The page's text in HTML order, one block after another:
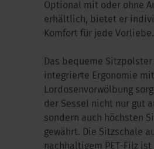
Optional mit oder ohne
erhältlich, bietet er
Komfort für jede Vorliebe.
Das bequeme
integrierte Ergonomie mit
Lordosenvorwölbung
der Sessel nicht nur gut
sondern auch höchsten
gewährt. Die Sitzschale
nachhaltigem PET-Filz